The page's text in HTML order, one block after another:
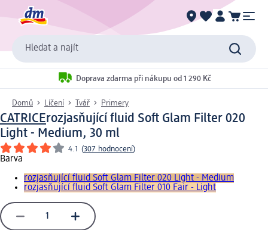
Hledat a najít
Doprava zdarma při nákupu od 1 290 Kč
Domů Líčení Tvář Primery
CATRICErozjasňující fluid Soft Glam Filter 020
Light - Medium, 30 ml
4.1 (307 hodnocení)
Barva
rozjasňující fluid Soft Glam Filter 020 Light - Medium
rozjasňující fluid Soft Glam Filter 010 Fair - Light